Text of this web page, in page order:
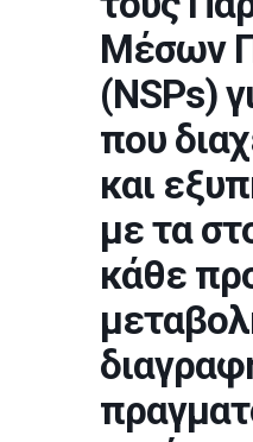
Μέσων
(NSPs)
που
και
με τα
κάθε